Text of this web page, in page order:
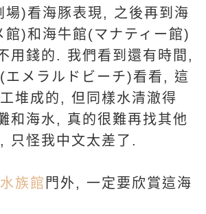
場)看海豚表現, 之後再到海
館)和海牛館(マナティー館)
用錢的. 我們看到還有時間,
エメラルドビーチ)看看, 這
堆成的, 但同樣水清澈得
和海水, 真的很難再找其他
只怪我中文太差了.
族館 門外, 一定要欣賞這海